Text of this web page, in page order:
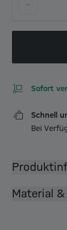
Sofort
Schnell
Bei
Material